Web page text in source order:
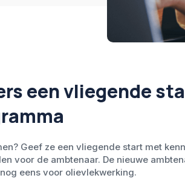
een vliegende
Geef ze een vliegende start met
voor de ambtenaar. De nieuwe
eens voor olievlekwerking.